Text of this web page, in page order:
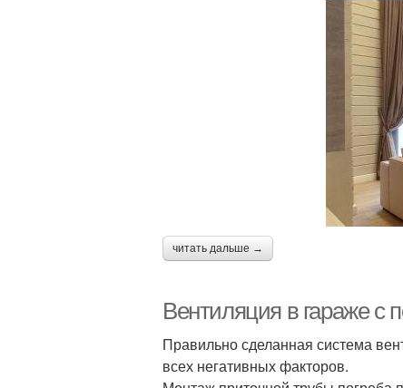
читать дальше →
Вентиляция в гараже с
Правильно сделанная система
всех негативных факторов.